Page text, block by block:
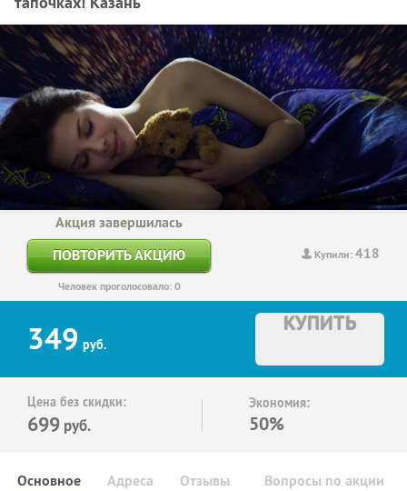
Купили:418
Акция завершилась
ПОВТОРИТЬ АКЦИЮ
Человек проголосовало: 0
349 руб.
КУПИТЬ
Цена без скидки:
699 руб.
Экономия:
50%
Основное Отзывы Вопросы по акции
Адреса